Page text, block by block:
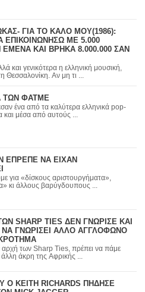
ΓΙΑ ΤΟ ΚΑΛΟ ΜΟΥ(1986):
ΜΕ 5.000
8.000.000 ΣΑΝ
και γενικότερα η ελληνική μουσική,
Θεσσαλονίκη. Αν μη τι ...
ΤΩΝ ΦΑΤΜΕ
ένα από τα καλύτερα ελληνικά pop-
μέσα από αυτούς ...
ΕΠΡΕΠΕ ΝΑ ΕΙΧΑΝ
για «δίσκους αριστουργήματα»,
κι άλλους βαρύγδουπους ...
SHARP TIES ΔΕΝ ΓΝΩΡΙΣΕ ΚΑΙ
ΝΑ ΓΝΩΡΙΣΕΙ ΑΛΛΟ ΑΓΓΛΟΦΩΝΟ
πρέπει να πάμε
άκρη της Αφρικής ...
Ο KEITH RICHARDS ΠΗΔΗΣΕ